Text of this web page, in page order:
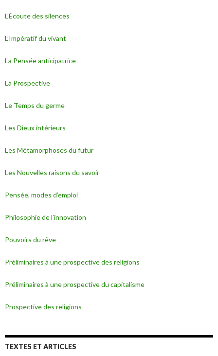
L’Écoute des silences
L’Impératif du vivant
La Pensée anticipatrice
La Prospective
Le Temps du germe
Les Dieux intérieurs
Les Métamorphoses du futur
Les Nouvelles raisons du savoir
Pensée, modes d’emploi
Philosophie de l’innovation
Pouvoirs du rêve
Préliminaires à une prospective des religions
Préliminaires à une prospective du capitalisme
Prospective des religions
TEXTES ET ARTICLES